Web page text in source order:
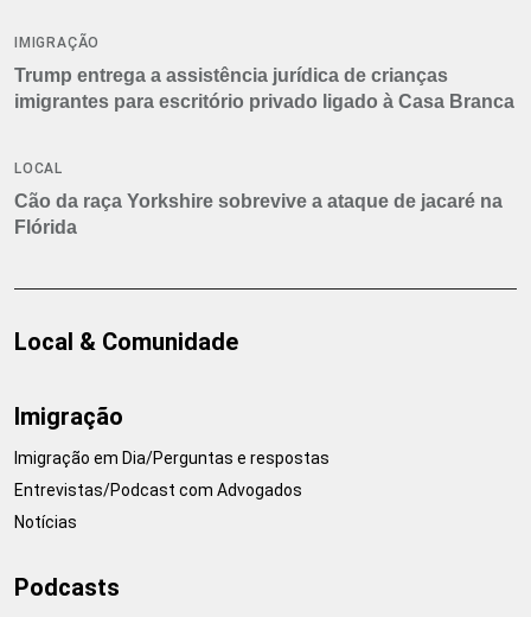
IMIGRAÇÃO
Trump entrega a assistência jurídica de crianças
imigrantes para escritório privado ligado à Casa Branca
LOCAL
Cão da raça Yorkshire sobrevive a ataque de jacaré na
Flórida
Local & Comunidade
Imigração
Imigração em Dia/Perguntas e respostas
Entrevistas/Podcast com Advogados
Notícias
Podcasts